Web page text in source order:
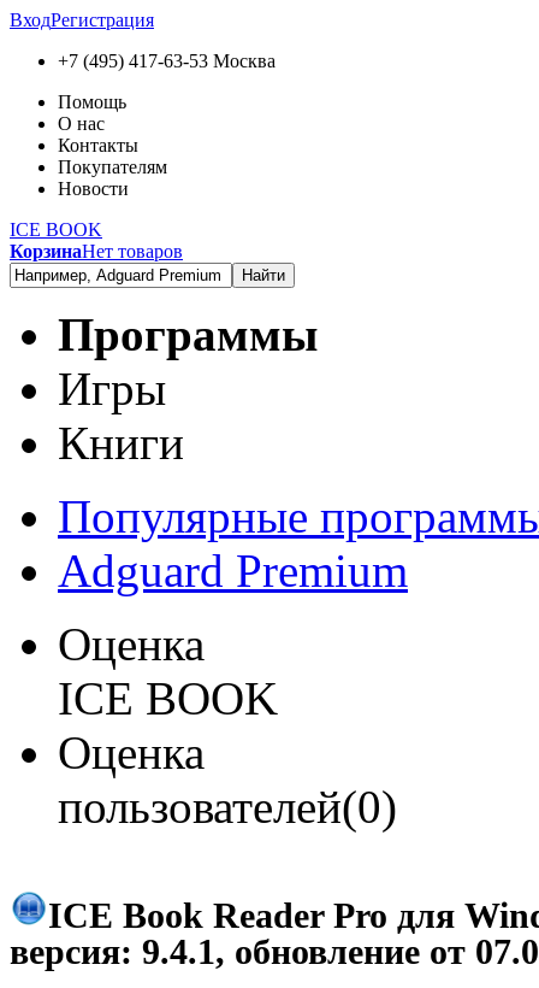
ВходРегистрация
+7 (495) 417-63-53 Москва
Помощь
О нас
Контакты
Покупателям
Новости
ICE BOOK
КорзинаНет товаров
Найти
Программы
Игры
Книги
Популярные
Adguard Premium
Оценка
ICE BOOK
Оценка
пользователей(0)
ICE Book Reader Pro для
версия: 9.4.1, обновление от